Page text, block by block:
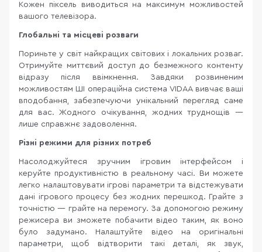
Кожен піксель виводиться на максимум можливостей
вашого телевізора.
Глобальні та місцеві розваги
Пориньте у світ найкращих світових і локальних розваг.
Отримуйте миттєвий доступ до безмежного контенту
відразу після ввімкнення. Завдяки розвиненим
можливостям ШІ операційна система VIDAA вивчає ваші
вподобання, забезпечуючи унікальний перегляд саме
для вас. Жодного очікування, жодних труднощів —
лише справжнє задоволення.
Різні режими для різних потреб
Насолоджуйтеся зручним ігровим інтерфейсом і
керуйте продуктивністю в реальному часі. Ви можете
легко налаштовувати ігрові параметри та відстежувати
дані ігрового процесу без жодних перешкод. Грайте з
точністю — грайте на перемогу. За допомогою режиму
режисера ви зможете побачити відео таким, як воно
було задумано. Налаштуйте відео на оригінальні
параметри, щоб відтворити такі деталі, як звук,